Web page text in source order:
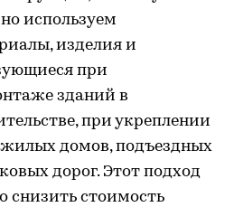
используем
изделия и
при
зданий в
при укреплении
домов, подъездных
дорог. Этот подход
снизить стоимость